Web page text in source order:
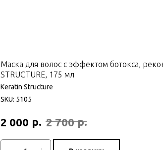
Маска для волос с эффектом ботокса,
STRUCTURE, 175 мл
Keratin Structure
SKU: 5105
2 000 р. 2 700 р.